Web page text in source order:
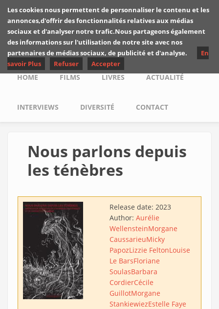
Skip to main content
Les critiques de
Yuyine
Main menu
HOME FILMS LIVRES ACTUALITÉ
INTERVIEWS DIVERSITÉ CONTACT
Nous parlons depuis
les ténèbres
Release date: 2023
Author: Aurélie
WellensteinMorgane
CaussarieuMicky
PapozLizzie FeltonLouise
Le BarsFloriane
SoulasBarbara
CordierCécile
GuillotMorgane
StankiewiezEstelle Faye
Les cookies nous permettent de personnaliser le contenu et les
annonces,d'offrir des fonctionnalités relatives aux médias
sociaux et d'analyser notre trafic.Nous partageons également
des informations sur l'utilisation de notre site avec nos
partenaires de médias sociaux, de publicité et d'analyse.
En
savoir Plus
Refuser Accepter